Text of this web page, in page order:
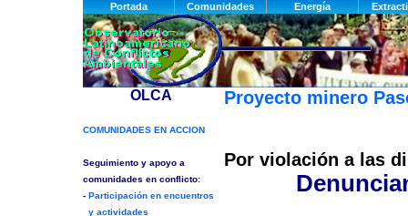
Proyecto minero
Por violación a las